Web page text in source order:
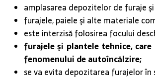
amplasarea depozitelor de furaje
furajele, paiele şi alte materiale
este interzisă folosirea focului
furajele şi plantele tehnice,
fenomenului de autoîncălzire;
se va evita depozitarea furajelor